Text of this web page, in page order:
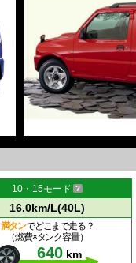
10・15モード
16.0km/L(40L)
満タンでどこまで走る？
（燃費×タンク容量）
640 km